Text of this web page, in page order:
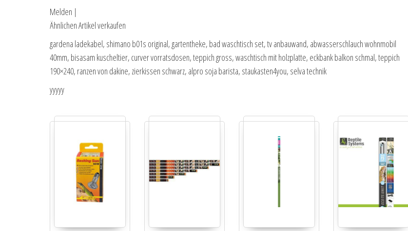
Melden |
Ähnlichen Artikel verkaufen
gardena ladekabel, shimano b01s original, gartentheke, bad waschtisch set, tv anbauwand, abwasserschlauch wohnmobil
40mm, bisasam kuscheltier, curver vorratsdosen, teppich gross, waschtisch mit holzplatte, eckbank balkon schmal, teppich
190×240, ranzen von dakine, zierkissen schwarz, alpro soja barista, staukasten4you, selva technik
yyyyy